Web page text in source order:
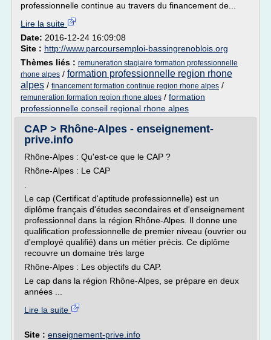
professionnelle continue au travers du financement de...
Lire la suite
Date: 2016-12-24 16:09:08
Site : http://www.parcoursemploi-bassingrenoblois.org
Thèmes liés : remuneration stagiaire formation professionnelle
rhone alpes / formation professionnelle region rhone
alpes / financement formation continue region rhone alpes /
remuneration formation region rhone alpes / formation
professionnelle conseil regional rhone alpes
CAP > Rhône-Alpes - enseignement-
prive.info
Rhône-Alpes : Qu'est-ce que le CAP ?
Rhône-Alpes : Le CAP
Le cap (Certificat d'aptitude professionnelle) est un
diplôme français d'études secondaires et d'enseignement
professionnel dans la région Rhône-Alpes. Il donne une
qualification professionnelle de premier niveau (ouvrier ou
d'employé qualifié) dans un métier précis. Ce diplôme
recouvre un domaine très large
Rhône-Alpes : Les objectifs du CAP.
Le cap dans la région Rhône-Alpes, se prépare en deux
années ...
Lire la suite
Site : enseignement-prive.info